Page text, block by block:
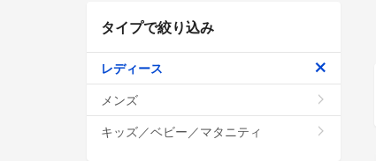
タイプで絞り込み
レディース
メンズ
キッズ／ベビー／マタニティ